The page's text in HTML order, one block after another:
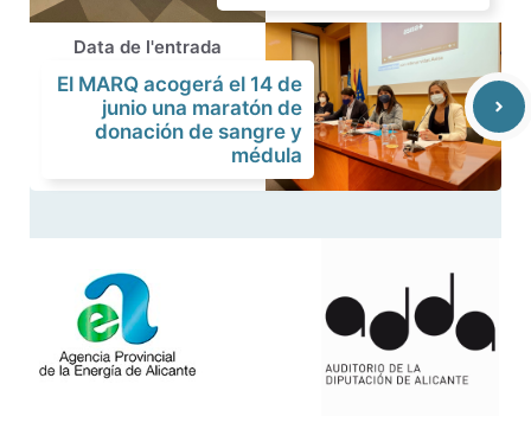
Data de l'entrada
El MARQ acogerá el 14 de
junio una maratón de
donación de sangre y
médula